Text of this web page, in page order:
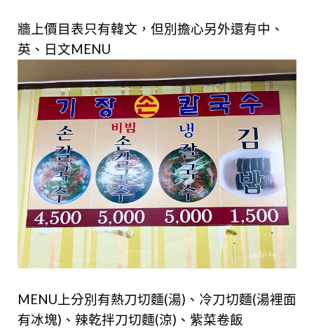
牆上價目表只有韓文，但別擔心另外還有中、
英、日文MENU
MENU上分別有熱刀切麵(湯)、冷刀切麵(湯裡面
有冰塊)、辣乾拌刀切麵(涼)、紫菜卷飯